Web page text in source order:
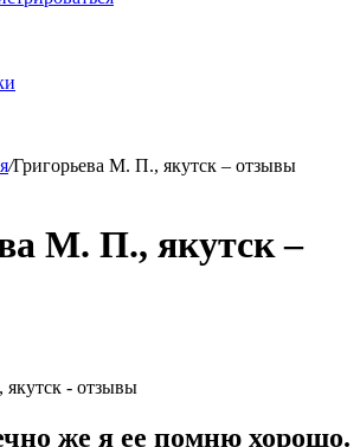
/Григорьева М. П., якутск – отзывы
М. П., якутск –
же я ее помню хорошо.